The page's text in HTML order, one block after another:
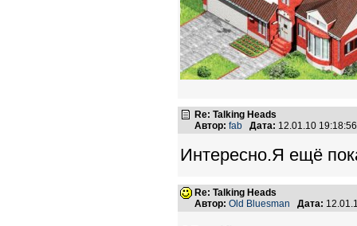
Re: Talking Heads
Автор: fab Дата: 12.01.10
Интересно.Я ещё
Re: Talking Heads
Автор: Old Bluesman Дата: